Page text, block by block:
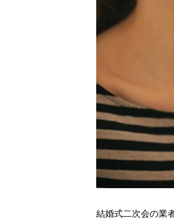
結婚式二次会の業